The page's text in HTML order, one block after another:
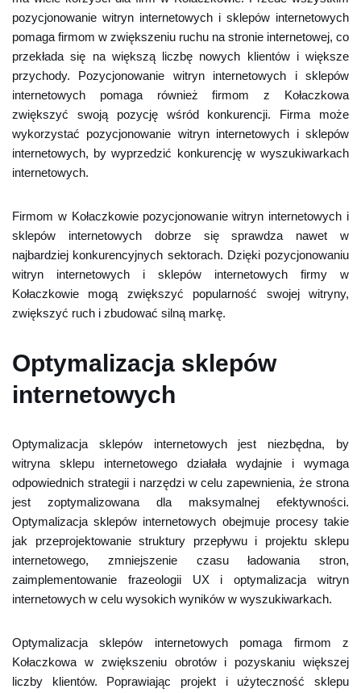
pozycjonowanie witryn internetowych i sklepów internetowych
pomaga firmom w zwiększeniu ruchu na stronie internetowej, co
przekłada się na większą liczbę nowych klientów i większe
przychody. Pozycjonowanie witryn internetowych i sklepów
internetowych pomaga również firmom z Kołaczkowa
zwiększyć swoją pozycję wśród konkurencji. Firma może
wykorzystać pozycjonowanie witryn internetowych i sklepów
internetowych, by wyprzedzić konkurencję w wyszukiwarkach
internetowych.
Firmom w Kołaczkowie pozycjonowanie witryn internetowych i
sklepów internetowych dobrze się sprawdza nawet w
najbardziej konkurencyjnych sektorach. Dzięki pozycjonowaniu
witryn internetowych i sklepów internetowych firmy w
Kołaczkowie mogą zwiększyć popularność swojej witryny,
zwiększyć ruch i zbudować silną markę.
Optymalizacja sklepów
internetowych
Optymalizacja sklepów internetowych jest niezbędna, by
witryna sklepu internetowego działała wydajnie i wymaga
odpowiednich strategii i narzędzi w celu zapewnienia, że strona
jest zoptymalizowana dla maksymalnej efektywności.
Optymalizacja sklepów internetowych obejmuje procesy takie
jak przeprojektowanie struktury przepływu i projektu sklepu
internetowego, zmniejszenie czasu ładowania stron,
zaimplementowanie frazeologii UX i optymalizacja witryn
internetowych w celu wysokich wyników w wyszukiwarkach.
Optymalizacja sklepów internetowych pomaga firmom z
Kołaczkowa w zwiększeniu obrotów i pozyskaniu większej
liczby klientów. Poprawiając projekt i użyteczność sklepu